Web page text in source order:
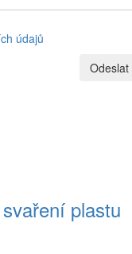
údajů
Odeslat
plastu